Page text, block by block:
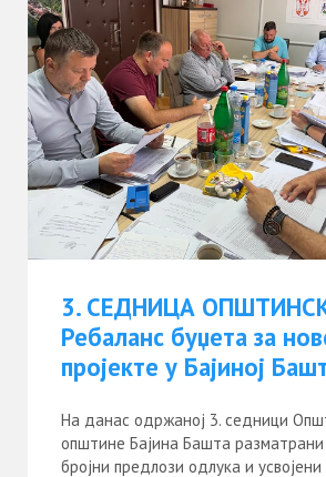
3. СЕДНИЦА
Ребаланс буџета за
пројекте у Бајиној
На данас одржаној 3. седници
општине Бајина Башта разматрани
бројни предлози одлука и